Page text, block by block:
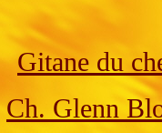
Gitane du
Ch. Glenn